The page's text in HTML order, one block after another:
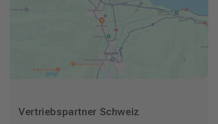
Vertriebspartner Schweiz